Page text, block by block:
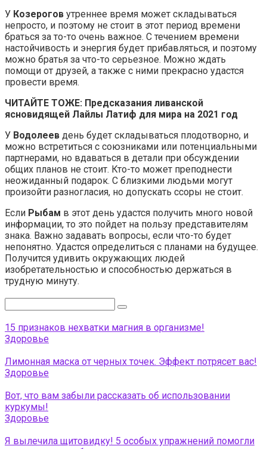
У Козерогов утреннее время может складываться
непросто, и поэтому не стоит в этот период времени
браться за то-то очень важное. С течением времени
настойчивость и энергия будет прибавляться, и поэтому
можно братья за что-то серьезное. Можно ждать
помощи от друзей, а также с ними прекрасно удастся
провести время.
ЧИТАЙТЕ ТОЖЕ: Предсказания ливанской
ясновидящей Лайлы Латиф для мира на 2021 год
У Водолеев день будет складываться плодотворно, и
можно встретиться с союзниками или потенциальными
партнерами, но вдаваться в детали при обсуждении
общих планов не стоит. Кто-то может преподнести
неожиданный подарок. С близкими людьми могут
произойти разногласия, но допускать ссоры не стоит.
Если Рыбам в этот день удастся получить много новой
информации, то это пойдет на пользу представителям
знака. Важно задавать вопросы, если что-то будет
непонятно. Удастся определиться с планами на будущее.
Получится удивить окружающих людей
изобретательностью и способностью держаться в
трудную минуту.
15 признаков нехватки магния в организме!
Здоровье
Лимонная маска от черных точек. Эффект потрясет вас!
Здоровье
Вот, что вам забыли рассказать об использовании
куркумы!
Здоровье
Я вылечила щитовидку! 5 особых упражнений помогли